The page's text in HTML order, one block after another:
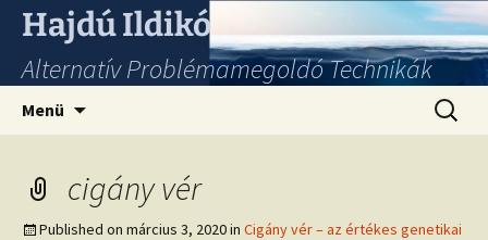
Hajdú Ildikó
Alternatív Problémamegoldó Technikák
Menü
cigány vér
Published on március 3, 2020in Cigány vér – az értékes genetikai